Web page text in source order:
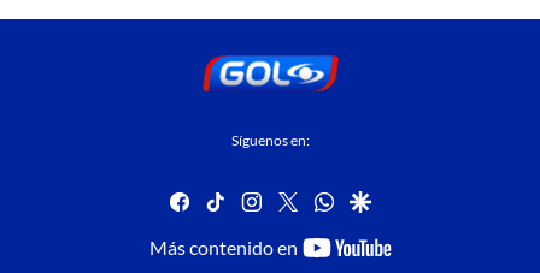
Síguenos en:
facebook
tiktok instagram
twitterwhatsapp
google
Más contenido en
youtube-